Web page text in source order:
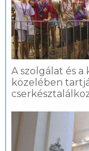
A szolgálat és a
közelében